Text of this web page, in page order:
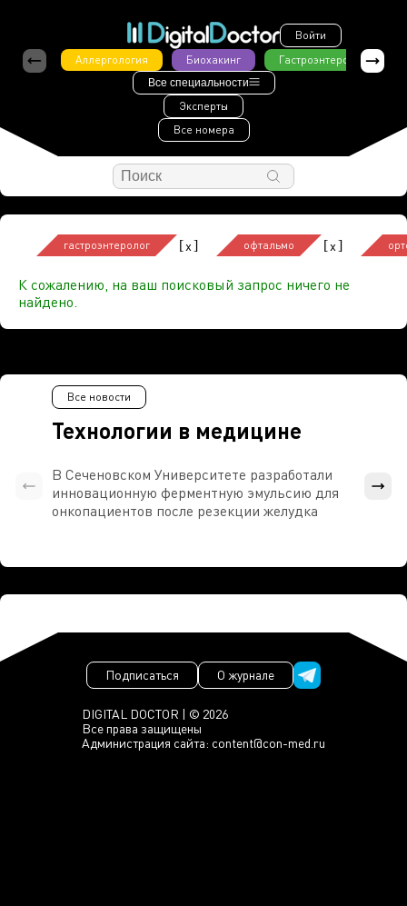
Войти
Аллергология
Биохакинг Гастроэнтерология
Все специальности
Эксперты
Все номера
гастроэнтеролог [x] офтальмо [x]
К сожалению, на ваш поисковый запрос ничего не
найдено.
Технологии в медицине
Все новости
В Сеченовском Университете разработали
инновационную ферментную эмульсию для
онкопациентов после резекции желудка
DIGITAL DOCTOR | © 2026
Все права защищены
Администрация сайта: content@con-med.ru
Подписаться О журнале